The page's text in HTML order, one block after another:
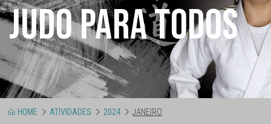
JUDO PARA TODOS
HOME ATIVIDADES 2024 JANEIRO